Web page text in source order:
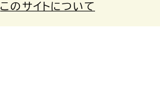
このサイトについて